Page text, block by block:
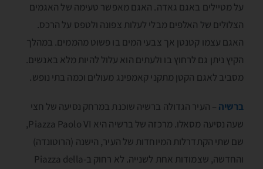
על מטיילים באגם גאדה. האגם מאפשר טעימה של האגמים
הצלולים של האלפים מבלי לעלות צפונה ולטפס על הרכס.
האגם עצמו קטנטן אך צבעי המים בו פשוט מהממים. במהלך
הקיץ ניתן גם לרחוץ בו ולעתים הוא עלול להיות מלא באנשים.
מסביב לאגם הקטן מתקני קאמפינג מעולים וכמה בתי נופש.
ברשיה – העיר הגדולה ברשיה שוכנת במרחק נסיעה של חצי
שעה נסיעה מסאלו. מרכזה של ברשיה היא Piazza Paolo VI,
שם שתי הקתדרלות המיוחדות של העיר, הישנה (הרוטונדה)
והחדשה, שצמודות אחת לשנייה. לא רחוק ב-Piazza della